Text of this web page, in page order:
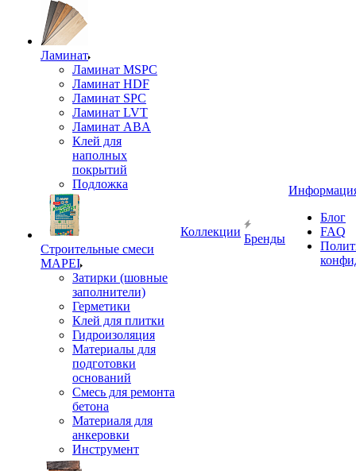
Ламинат
Ламинат MSPC
Ламинат HDF
Ламинат SPC
Ламинат LVT
Ламинат ABA
Клей для
наполных
покрытий
Подложка
Строительные смеси
MAPEI
Затирки (шовные
заполнители)
Герметики
Клей для плитки
Гидроизоляция
Материалы для
подготовки
оснований
Смесь для ремонта
бетона
Материаля для
анкеровки
Инструмент
Коллекции
Бренды
Блог
FAQ